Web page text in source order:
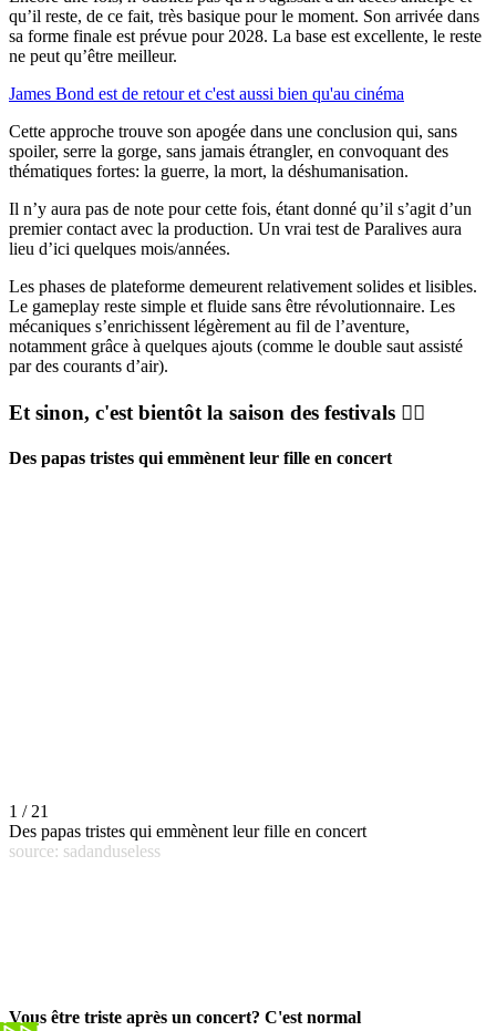
qu’il reste, de ce fait, très basique pour le moment. Son arrivée dans
sa forme finale est prévue pour 2028. La base est excellente, le reste
ne peut qu’être meilleur.
James Bond est de retour et c'est aussi bien qu'au cinéma
Cette approche trouve son apogée dans une conclusion qui, sans
spoiler, serre la gorge, sans jamais étrangler, en convoquant des
thématiques fortes: la guerre, la mort, la déshumanisation.
Il n’y aura pas de note pour cette fois, étant donné qu’il s’agit d’un
premier contact avec la production. Un vrai test de Paralives aura
lieu d’ici quelques mois/années.
Les phases de plateforme demeurent relativement solides et lisibles.
Le gameplay reste simple et fluide sans être révolutionnaire. Les
mécaniques s’enrichissent légèrement au fil de l’aventure,
notamment grâce à quelques ajouts (comme le double saut assisté
par des courants d’air).
Et sinon, c'est bientôt la saison des festivals 👇🏼
Des papas tristes qui emmènent leur fille en concert
1 / 21
Des papas tristes qui emmènent leur fille en concert
source: sadanduseless
Vous être triste après un concert? C'est normal